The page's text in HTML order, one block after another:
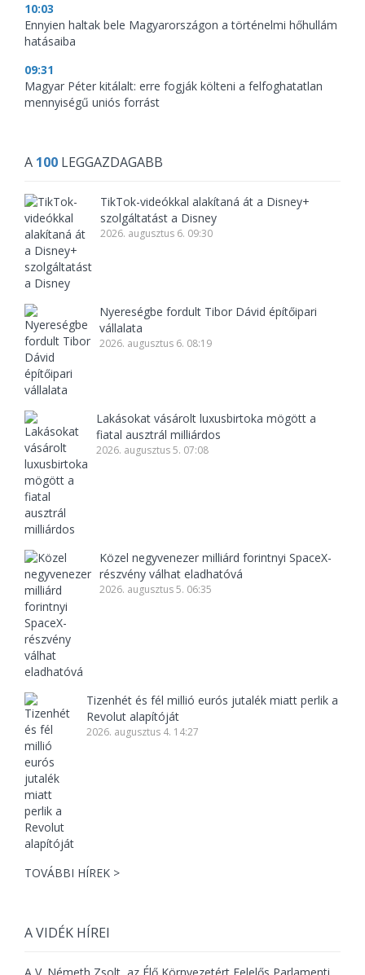
10:03
Ennyien haltak bele Magyarországon a történelmi hőhullám
hatásaiba
09:31
Magyar Péter kitálalt: erre fogják költeni a felfoghatatlan
mennyiségű uniós forrást
A 100 LEGGAZDAGABB
TikTok-videókkal alakítaná át a Disney+
szolgáltatást a Disney
2026. augusztus 6. 09:30
Nyereségbe fordult Tibor Dávid építőipari
vállalata
2026. augusztus 6. 08:19
Lakásokat vásárolt luxusbirtoka mögött a
fiatal ausztrál milliárdos
2026. augusztus 5. 07:08
Közel negyvenezer milliárd forintnyi SpaceX-
részvény válhat eladhatóvá
2026. augusztus 5. 06:35
Tizenhét és fél millió eurós jutalék miatt perlik a
Revolut alapítóját
2026. augusztus 4. 14:27
TOVÁBBI HÍREK >
A VIDÉK HÍREI